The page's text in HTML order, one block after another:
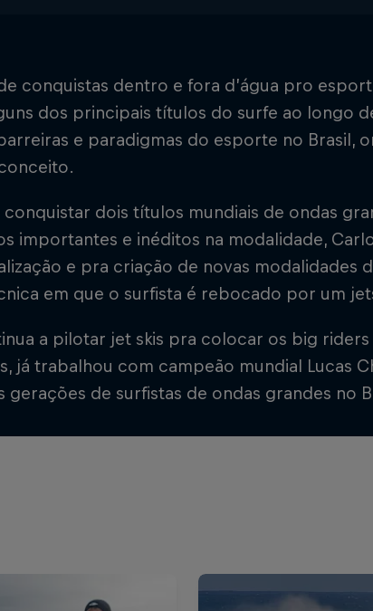
conquistas dentro e fora d’água pro
dos principais títulos do surfe ao longo
e paradigmas do esporte no Brasil,
conquistar dois títulos mundiais de ondas
importantes e inéditos na modalidade,
e pra criação de novas modalidades
em que o surfista é rebocado por um
a pilotar jet skis pra colocar os big riders
já trabalhou com campeão mundial Lucas
gerações de surfistas de ondas grandes no